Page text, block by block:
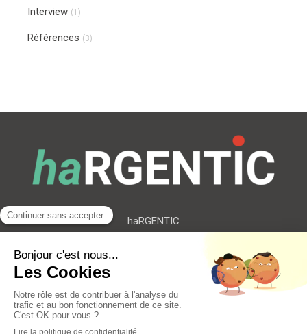
Interview (1)
Références (3)
haRGENTIC
191 - 193 Cr Lafayette Flex-O Lyon Part Dieu 69006 LYON
Mentions légales